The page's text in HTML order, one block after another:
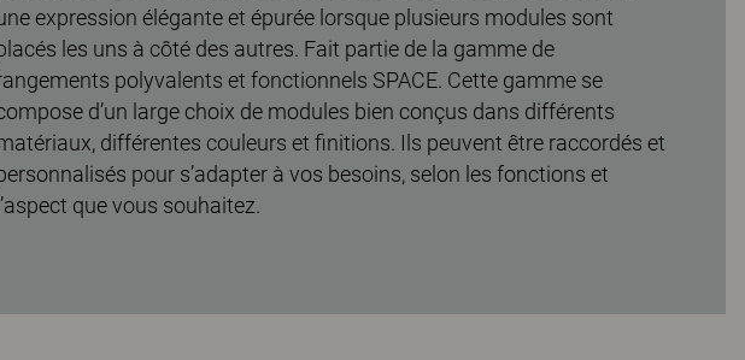
expression élégante et épurée lorsque plusieurs modules sont
les uns à côté des autres. Fait partie de la gamme de
polyvalents et fonctionnels SPACE. Cette gamme se
d’un large choix de modules bien conçus dans différents
différentes couleurs et finitions. Ils peuvent être raccordés et
pour s’adapter à vos besoins, selon les fonctions et
l’aspect que vous souhaitez.